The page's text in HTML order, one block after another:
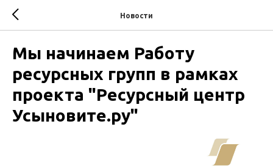
Новости
Мы начинаем Работу
ресурсных групп в рамках
проекта "Ресурсный центр
Усыновите.ру"